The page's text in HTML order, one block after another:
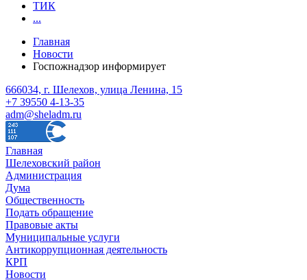
ТИК
...
Главная
Новости
Госпожнадзор информирует
666034, г. Шелехов, улица Ленина, 15
+7 39550 4-13-35
adm@sheladm.ru
Главная
Шелеховский район
Администрация
Дума
Общественность
Подать обращение
Правовые акты
Муниципальные услуги
Антикоррупционная деятельность
КРП
Новости